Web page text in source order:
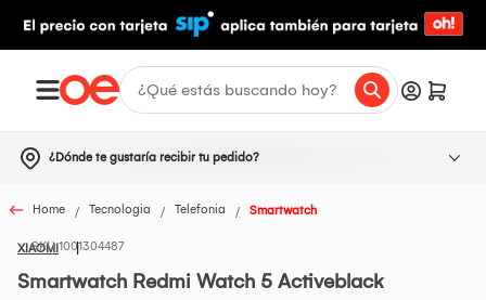
¿Dónde te gustaría recibir tu pedido?
Home Tecnologia Telefonia Smartwatch
XIAOMI1001304487
Smartwatch Redmi Watch 5 Activeblack